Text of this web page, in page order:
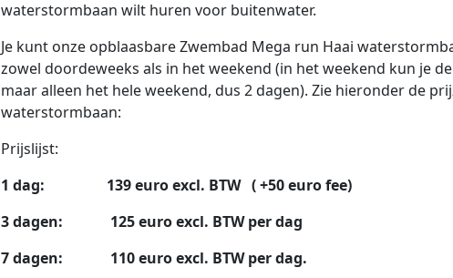
waterstormbaan wilt huren voor buitenwater.
Je kunt onze opblaasbare Zwembad Mega run Haai
zowel doordeweeks als in het weekend (in het weekend kun je
maar alleen het hele weekend, dus 2 dagen). Zie hieronder de
waterstormbaan:
Prijslijst:
1 dag: 139euro excl. BTW ( +50 euro fee)
3 dagen: 125euro excl. BTW per dag
7 dagen:
110euro excl. BTW per dag.